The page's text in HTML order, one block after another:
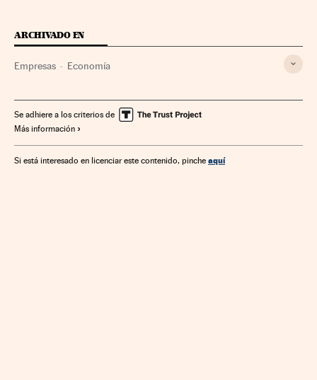
ARCHIVADO EN
Empresas Economía
Se adhiere a los criterios de
Más información
Si está interesado en licenciar este contenido, pinche aquí